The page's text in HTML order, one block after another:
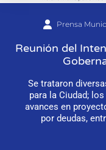
Prensa
Reunión del
Se trataron
para la Ciudad;
avances en
por deudas,